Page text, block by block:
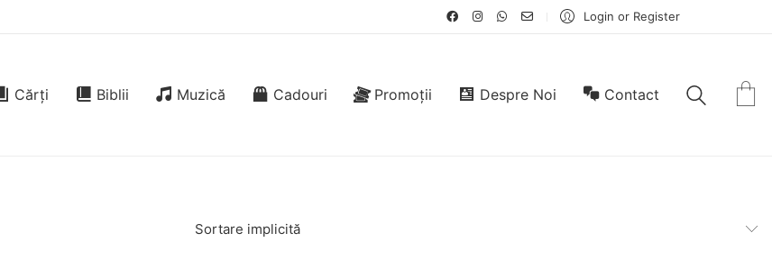
Login or Register
Cărți Biblii Muzică Cadouri Promoții Despre Noi Contact
Sortare implicită